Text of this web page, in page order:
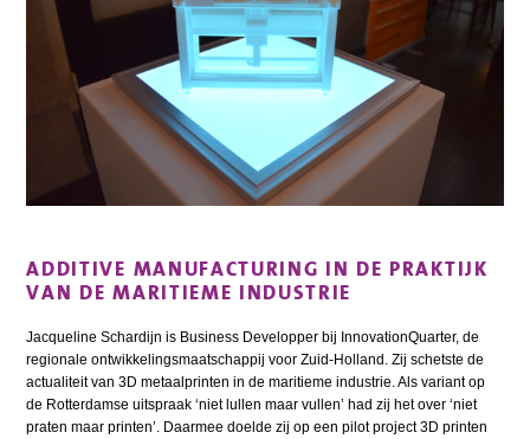
ADDITIVE MANUFACTURING IN DE PRAKTIJK
VAN DE MARITIEME INDUSTRIE
Jacqueline Schardijn is Business Developper bij InnovationQuarter, de
regionale ontwikkelingsmaatschappij voor Zuid-Holland. Zij schetste de
actualiteit van 3D metaalprinten in de maritieme industrie. Als variant op
de Rotterdamse uitspraak ‘niet lullen maar vullen’ had zij het over ‘niet
praten maar printen’. Daarmee doelde zij op een pilot project 3D printen